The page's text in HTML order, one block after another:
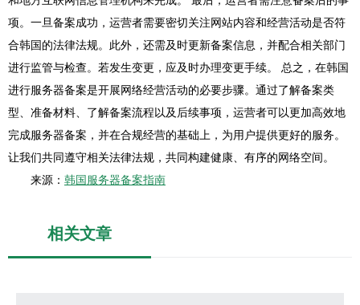
项。一旦备案成功，运营者需要密切关注网站内容和经营活动是否符
合韩国的法律法规。此外，还需及时更新备案信息，并配合相关部门
进行监管与检查。若发生变更，应及时办理变更手续。 总之，在韩国
进行服务器备案是开展网络经营活动的必要步骤。通过了解备案类
型、准备材料、了解备案流程以及后续事项，运营者可以更加高效地
完成服务器备案，并在合规经营的基础上，为用户提供更好的服务。
让我们共同遵守相关法律法规，共同构建健康、有序的网络空间。
来源： 韩国服务器备案指南
相关文章